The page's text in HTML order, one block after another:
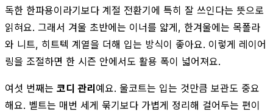
독한 한파용이라기보다 계절 전환기에 특히 잘 쓰인다는 뜻으로
읽혀요. 그래서 겨울 초반에는 이너를 얇게, 한겨울에는 목폴라
와 니트, 히트텍 계열을 더해 입는 방식이 좋아요. 이렇게 레이어
링을 조절하면 한 시즌 안에서도 활용 폭이 넓어져요.
여섯 번째는 코디 관리예요. 울코트는 입는 것만큼 보관도 중요
해요. 벨트는 매번 세게 묶기보다 가볍게 정리해 걸어두는 편이